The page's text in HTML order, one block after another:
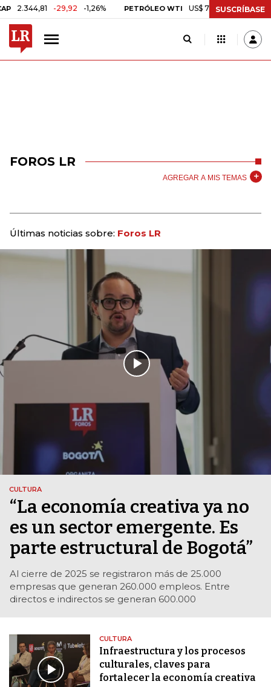
-29,92 -1,26% PETRÓLEO WTI US$ 75,09 -US$ 0,24 -0,32%
SUSCRÍBASE
FOROS LR
AGREGAR A MIS TEMAS
Últimas noticias sobre: Foros LR
CULTURA
“La economía creativa ya no
es un sector emergente. Es
parte estructural de Bogotá”
Al cierre de 2025 se registraron más de 25.000
empresas que generan 260.000 empleos. Entre
directos e indirectos se generan 600.000
CULTURA
Infraestructura y los procesos
culturales, claves para
fortalecer la economía creativa